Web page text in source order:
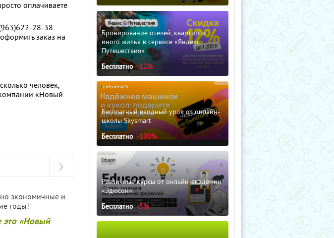
оплачиваете
28-38
заказ на
человек,
«Новый
экономичные и
годы!
это «Новый
Бронирование отелей, квартир и
иного жилья в сервисе «Яндекс
Путешествия»
Бесплатно -12%
Бесплатный вводный урок от онлайн-
школы Skysmart
Бесплатно -100%
Различные курсы от онлайн-академии
«Эдюсон»
Бесплатно -5%